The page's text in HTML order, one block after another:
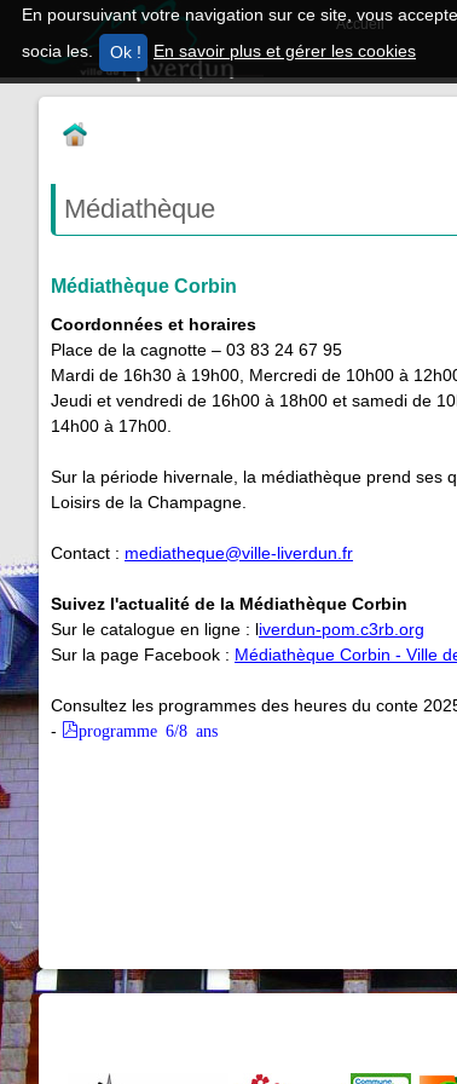
En poursuivant votre navigation sur ce site, vous
socia les.
En savoir plus et gérer les cookies
Accueil
Médiathèque
Médiathèque Corbin
Coordonnées et horaires
Place de la cagnotte – 03 83 24 67 95
Mardi de 16h30 à 19h00, Mercredi de 10h00 à
Jeudi et vendredi de 16h00 à 18h00 et samedi de
14h00 à 17h00.
Sur la période hivernale, la médiathèque prend ses
Loisirs de la Champagne.
Contact : mediatheque@ville-liverdun.fr
Suivez l'actualité de la Médiathèque Corbin
Sur le catalogue en ligne : liverdun-pom.c3rb.org
Sur la page Facebook : Médiathèque Corbin - Ville
Consultez les programmes des heures du conte
- programme 6/8 ans